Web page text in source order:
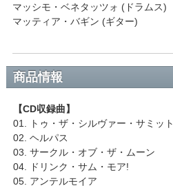
マッシモ・ベネタッツォ (ドラムス)
マッティア・バギン (ギター)
商品情報
【CD収録曲】
01. トゥ・ザ・シルヴァー・サミット
02. ヘルパス
03. サークル・オブ・ザ・ムーン
04. ドリンク・サム・モア!
05. アンテルモイア